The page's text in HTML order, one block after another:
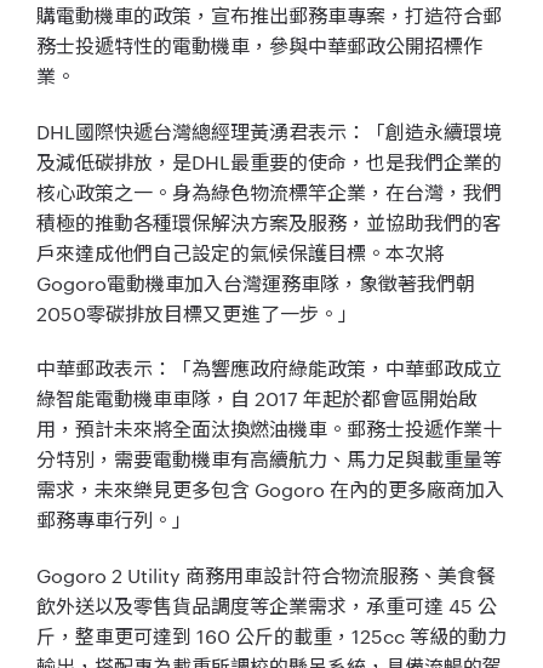
購電動機車的政策，宣布推出郵務車專案，打造符合郵
務士投遞特性的電動機車，參與中華郵政公開招標作
業。
DHL國際快遞台灣總經理黃湧君表示：「創造永續環境
及減低碳排放，是DHL最重要的使命，也是我們企業的
核心政策之一。身為綠色物流標竿企業，在台灣，我們
積極的推動各種環保解決方案及服務，並協助我們的客
戶來達成他們自己設定的氣候保護目標。本次將
Gogoro電動機車加入台灣運務車隊，象徵著我們朝
2050零碳排放目標又更進了一步。」
中華郵政表示：「為響應政府綠能政策，中華郵政成立
綠智能電動機車車隊，自 2017 年起於都會區開始啟
用，預計未來將全面汰換燃油機車。郵務士投遞作業十
分特別，需要電動機車有高續航力、馬力足與載重量等
需求，未來樂見更多包含 Gogoro 在內的更多廠商加入
郵務專車行列。」
Gogoro 2 Utility 商務用車設計符合物流服務、美食餐
飲外送以及零售貨品調度等企業需求，承重可達 45 公
斤，整車更可達到 160 公斤的載重，125cc 等級的動力